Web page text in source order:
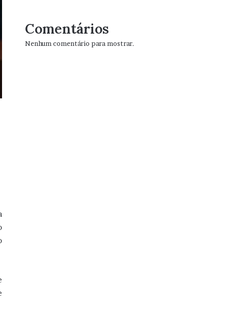
Comentários
Nenhum comentário para mostrar.